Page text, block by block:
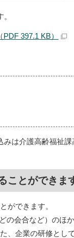
。
397.1 KB）
は介護高齢福祉
ことができま
ができます。
の会合など）の
、企業の研修とし